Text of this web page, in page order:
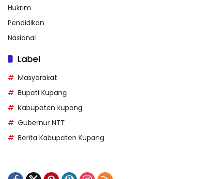
Hukrim
Pendidikan
Nasional
Label
Masyarakat
Bupati Kupang
Kabupaten kupang
Gubernur NTT
Berita Kabupaten Kupang